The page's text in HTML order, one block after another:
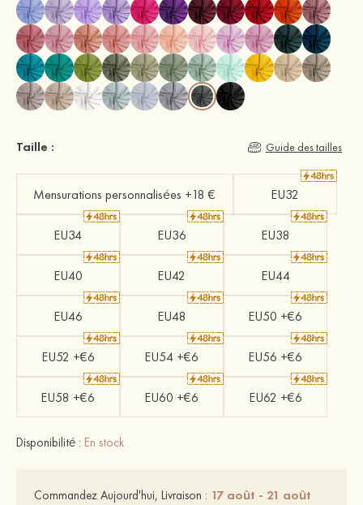
Taille : Guide des tailles
Mensurations personnalisées +18 € EU32
EU34 EU36 EU38
EU40 EU42 EU44
EU46 EU48 EU50 +€6
EU52 +€6 EU54 +€6 EU56 +€6
EU58 +€6 EU60 +€6 EU62 +€6
Disponibilité : En stock
Commandez Aujourd'hui, Livraison : 17 août - 21 août